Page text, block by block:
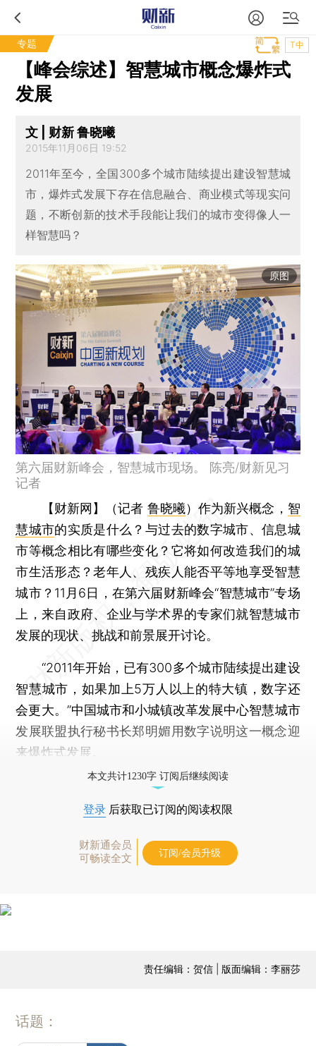
专题 T中
【峰会综述】智慧城市概念爆炸式
发展
文 | 财新 鲁晓曦
2015年11月06日 19:52
2011年至今，全国300多个城市陆续提出建设智慧城
市，爆炸式发展下存在信息融合、商业模式等现实问
题，不断创新的技术手段能让我们的城市变得像人一
样智慧吗？
原图
第六届财新峰会，智慧城市现场。 陈亮/财新见习
记者
【财新网】（记者 鲁晓曦） 作为新兴概念， 智
慧城市的实质是什么？与过去的数字城市、信息城
市等概念相比有哪些变化？它将如何改造我们的城
市生活形态？老年人、残疾人能否平等地享受智慧
城市？11月6日，在第六届财新峰会“智慧城市”专场
上，来自政府、企业与学术界的专家们就智慧城市
发展的现状、挑战和前景展开讨论。
“2011年开始，已有300多个城市陆续提出建设
智慧城市，如果加上5万人以上的特大镇，数字还
会更大。”中国城市和小城镇改革发展中心智慧城市
发展联盟执行秘书长郑明媚用数字说明这一概念迎
来爆炸式发展。
本文共计1230字 订阅后继续阅读
登录 后获取已订阅的阅读权限
财新通会员
可畅读全文
订阅/会员升级
责任编辑：贺信 | 版面编辑：李丽莎
话题：